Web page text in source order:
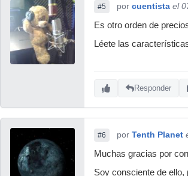
#5 por cuentista el
Es otro orden de
Léete las
Responder
#6 por Tenth Planet
Muchas gracias por
Soy consciente de